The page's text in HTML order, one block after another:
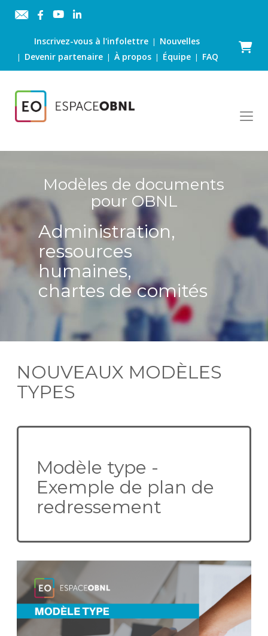
Inscrivez-vous à l'infolettre| Nouvelles
| Devenir partenaire |À propos | Équipe | FAQ
Panier
Modèles de documents
pour OBNL
Administration,
ressources
humaines,
chartes de comités
NOUVEAUX MODÈLES
TYPES
Modèle type -
Exemple de plan de
redressement